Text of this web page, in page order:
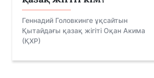
Геннадий Головкинге ұқсайтын
Қытайдағы қазақ жігіті Оқан Акима
(ҚХР)